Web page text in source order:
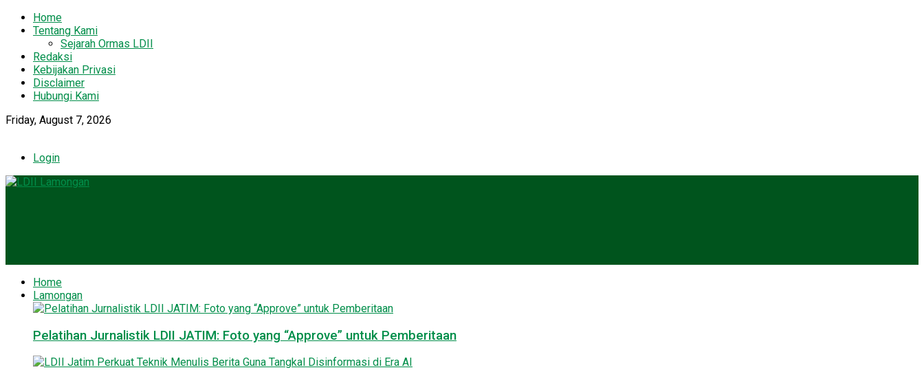
Home
Tentang Kami
Sejarah Ormas LDII
Redaksi
Kebijakan Privasi
Disclaimer
Hubungi Kami
Friday, August 7, 2026
Login
Home
Lamongan
Pelatihan Jurnalistik LDII JATIM: Foto yang “Approve” untuk Pemberitaan